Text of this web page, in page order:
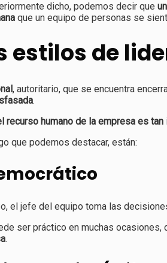
dicho, podemos decir que
que un equipo de personas se
estilos de
, autoritario, que se encuentra
.
recurso humano de la empresa es
que podemos destacar, están:
el jefe del equipo toma las
ser práctico en muchas ocasiones,
.